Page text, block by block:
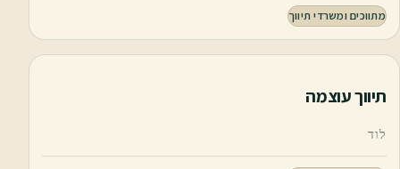
מתווכים ומשרדי תיווך
תיווך עוצמה
לוד